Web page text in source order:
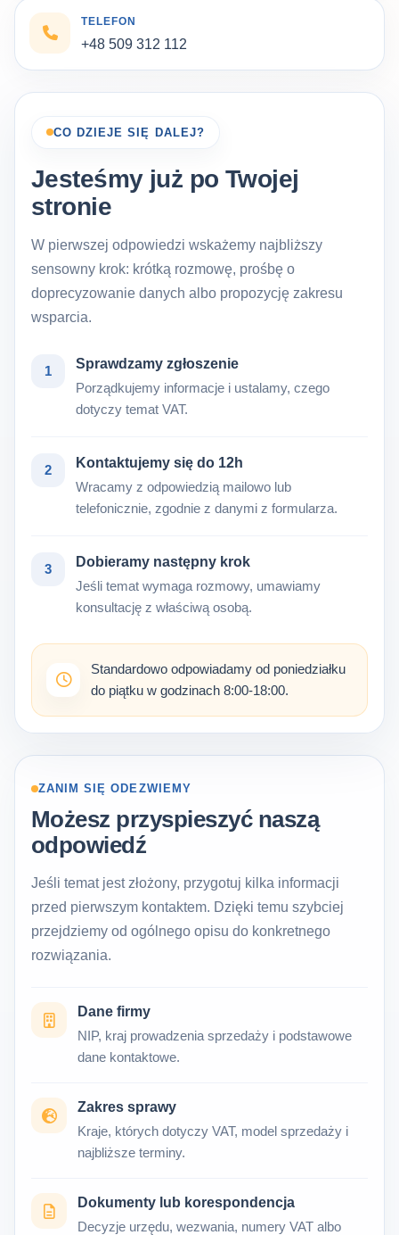
TELEFON
+48 509 312 112
CO DZIEJE SIĘ DALEJ?
Jesteśmy już po Twojej
stronie
W pierwszej odpowiedzi wskażemy najbliższy
sensowny krok: krótką rozmowę, prośbę o
doprecyzowanie danych albo propozycję zakresu
wsparcia.
1
Sprawdzamy zgłoszenie
Porządkujemy informacje i ustalamy, czego
dotyczy temat VAT.
2
Kontaktujemy się do 12h
Wracamy z odpowiedzią mailowo lub
telefonicznie, zgodnie z danymi z formularza.
3
Dobieramy następny krok
Jeśli temat wymaga rozmowy, umawiamy
konsultację z właściwą osobą.
Standardowo odpowiadamy od poniedziałku
do piątku w godzinach 8:00-18:00.
ZANIM SIĘ ODEZWIEMY
Możesz przyspieszyć naszą
odpowiedź
Jeśli temat jest złożony, przygotuj kilka informacji
przed pierwszym kontaktem. Dzięki temu szybciej
przejdziemy od ogólnego opisu do konkretnego
rozwiązania.
Dane firmy
NIP, kraj prowadzenia sprzedaży i podstawowe
dane kontaktowe.
Zakres sprawy
Kraje, których dotyczy VAT, model sprzedaży i
najbliższe terminy.
Dokumenty lub korespondencja
Decyzje urzędu, wezwania, numery VAT albo